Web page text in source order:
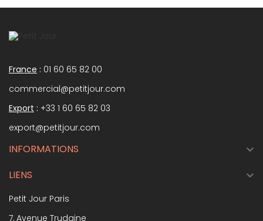
France : 01 60 65 82 00
commercial@petitjour.com
Export : +33 1 60 65 82 03
export@petitjour.com
INFORMATIONS 
LIENS 
Petit Jour Paris
7, Avenue Trudaine